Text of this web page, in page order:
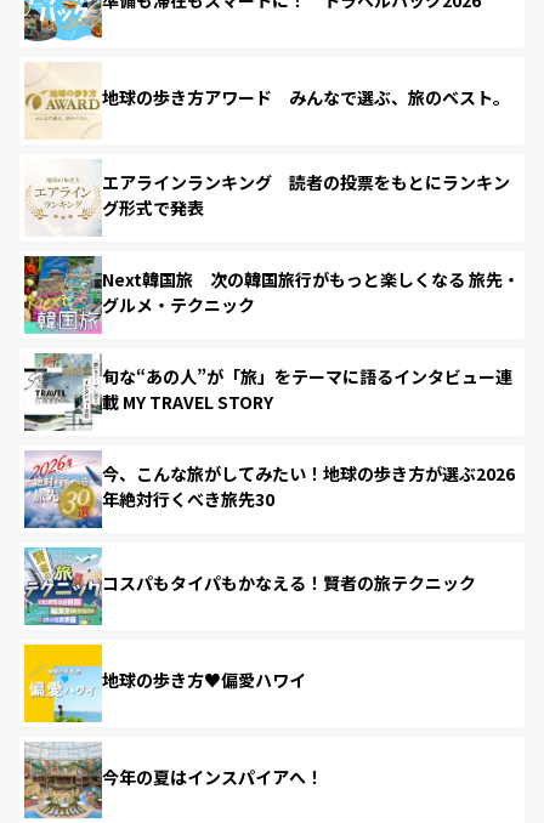
地球の歩き方アワード みんなで選ぶ、旅のベスト。
エアラインランキング 読者の投票をもとにランキン
グ形式で発表
Next韓国旅 次の韓国旅行がもっと楽しくなる 旅先・
グルメ・テクニック
旬な“あの人”が「旅」をテーマに語るインタビュー連
載 MY TRAVEL STORY
今、こんな旅がしてみたい！地球の歩き方が選ぶ2026
年絶対行くべき旅先30
コスパもタイパもかなえる！賢者の旅テクニック
地球の歩き方♥偏愛ハワイ
今年の夏はインスパイアへ！